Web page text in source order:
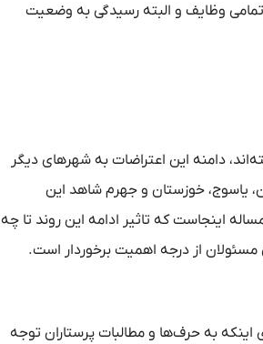
تمامی وظایف و البته رسیدگی به وضعیت
دامنه این اعتراضات به شهرهای دیگر
یاسوج، خوزستان و جهرم شاهد این
اینجاست که تاثیر ادامه این روند تا چه
مسئولان از درجه اهمیت برخوردار است.
به حرف‌ها و مطالبات پرستاران توجه